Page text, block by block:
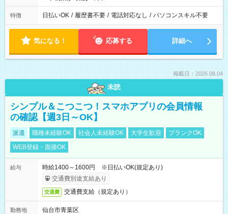
特徴 日払いOK / 履歴書不要 / 電話対応なし / パソコンスキル不要
気になる！ 応募する 詳細へ
掲載日：2026.08.04
未読
シンプル＆こつこつ！スマホアプリの会員情報
の確認【週3日～OK】
派遣 職種未経験OK 社会人未経験OK 大学生歓迎
ブランクOK
WEB登録・面接OK
給与
時給1400～1600円 ※日払いOK(規定あり)
交通費別途支給あり
交通費 交通費支給（規定あり）
勤務地
仙台市青葉区